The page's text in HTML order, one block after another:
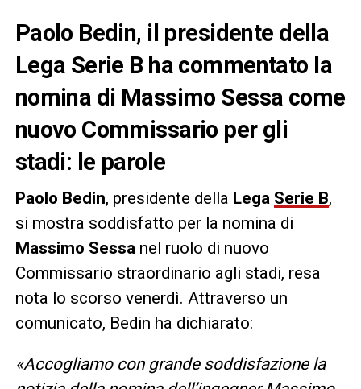
Paolo Bedin, il presidente della
Lega Serie B ha commentato la
nomina di Massimo Sessa come
nuovo Commissario per gli
stadi: le parole
Paolo Bedin, presidente della Lega Serie B,
si mostra soddisfatto per la nomina di
Massimo Sessa nel ruolo di nuovo
Commissario straordinario agli stadi, resa
nota lo scorso venerdì. Attraverso un
comunicato, Bedin ha dichiarato:
«Accogliamo con grande soddisfazione la